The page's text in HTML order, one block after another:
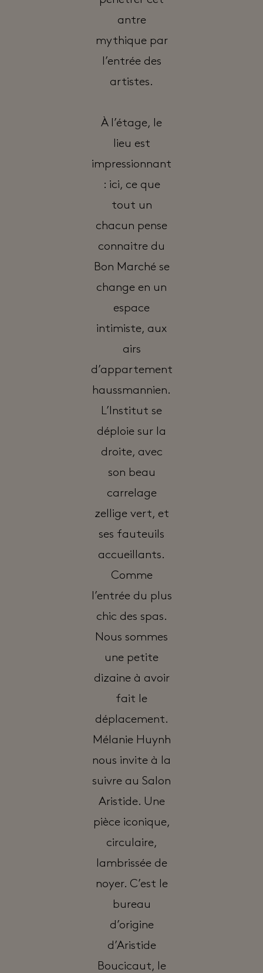
antre
mythique par
l’entrée des
artistes.
À l’étage, le
lieu est
impressionnant
: ici, ce que
tout un
chacun pense
connaitre du
Bon Marché se
change en un
espace
intimiste, aux
airs
d’appartement
haussmannien.
L’Institut se
déploie sur la
droite, avec
son beau
carrelage
zellige vert, et
ses fauteuils
accueillants.
Comme
l’entrée du plus
chic des spas.
Nous sommes
une petite
dizaine à avoir
fait le
déplacement.
Mélanie Huynh
nous invite à la
suivre au Salon
Aristide. Une
pièce iconique,
circulaire,
lambrissée de
noyer. C’est le
bureau
d’origine
d’Aristide
Boucicaut, le